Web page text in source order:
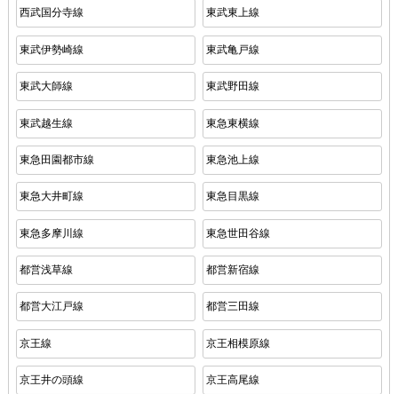
西武国分寺線 東武東上線
東武伊勢崎線 東武亀戸線
東武大師線 東武野田線
東武越生線 東急東横線
東急田園都市線 東急池上線
東急大井町線 東急目黒線
東急多摩川線 東急世田谷線
都営浅草線 都営新宿線
都営大江戸線 都営三田線
京王線 京王相模原線
京王井の頭線 京王高尾線